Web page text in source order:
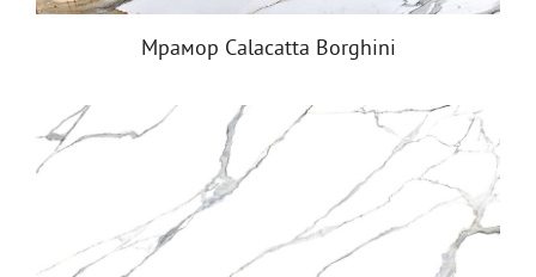
Мрамор Calacatta Borghini